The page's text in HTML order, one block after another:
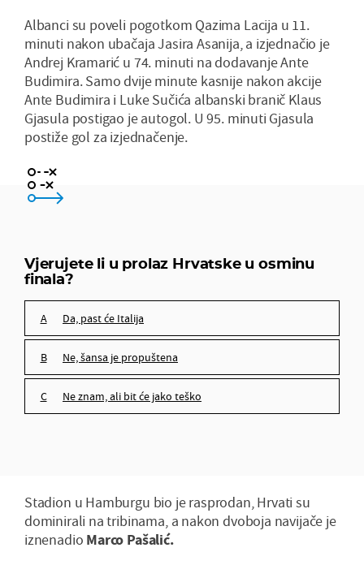
Albanci su poveli pogotkom Qazima Lacija u 11.
minuti nakon ubačaja Jasira Asanija, a izjednačio je
Andrej Kramarić u 74. minuti na dodavanje Ante
Budimira. Samo dvije minute kasnije nakon akcije
Ante Budimira i Luke Sučića albanski branič Klaus
Gjasula postigao je autogol. U 95. minuti Gjasula
postiže gol za izjednačenje.
Vjerujete li u prolaz Hrvatske u osminu
finala?
da, past će Italija
ne, šansa je propuštena
ne znam, ali bit će jako teško
Stadion u Hamburgu bio je rasprodan, Hrvati su
dominirali na tribinama, a nakon dvoboja navijače je
iznenadio Marco Pašalić.